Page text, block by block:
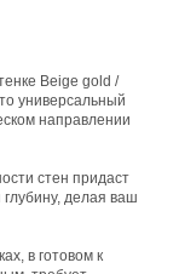
Beige gold /
универсальный
направлении
стен придаст
делая ваш
в готовом к